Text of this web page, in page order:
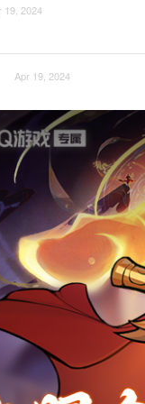
19, 2024
Apr 19, 2024